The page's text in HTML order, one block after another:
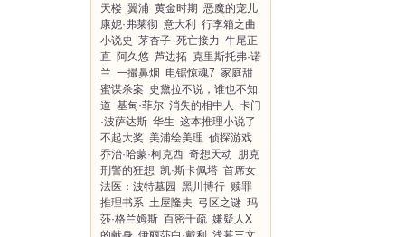
天楼 翼浦 黄金时期 恶魔的宠儿
康妮·弗莱彻 意大利
行李箱之曲
小说史 茅杏子 死亡接力 牛尾正
直 阿久悠 芦边拓 克里斯托弗·诺
兰 一撮鼻烟 电锯惊魂7 家庭甜
蜜谋杀案 史黛拉不说，谁也不知
道 基甸·菲尔 消失的相中人 卡门
·波萨达斯 华生 这本推理小说了
不起大奖 美浦绘美理 侦探游戏
乔治·哈蒙·柯克西 奇想天动 朋克
刑警的狂想 凯·斯卡佩塔 首席女
法医：波特墓园 黑川博行 赎罪
推理书系 土屋隆夫 弓区之谜 玛
莎·格兰姆斯 百密千疏 嫌疑人X